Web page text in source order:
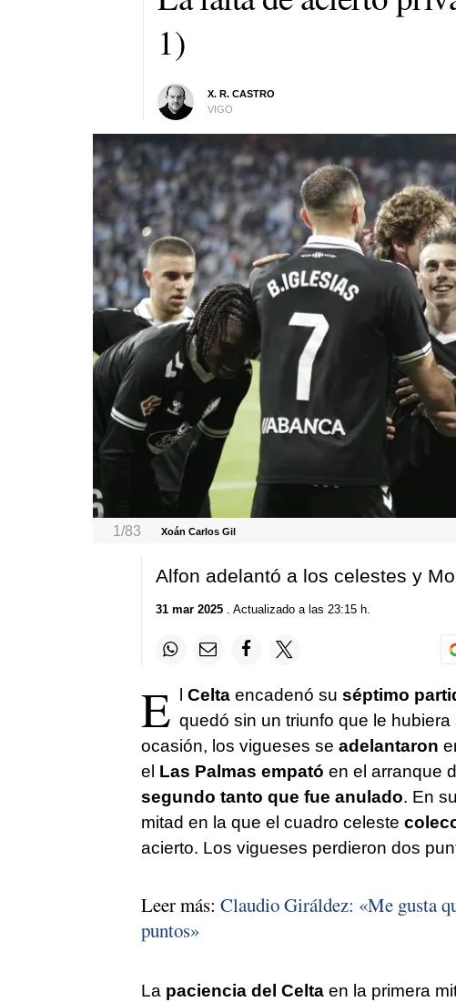
1)
X. R. CASTRO
VIGO
1/83 Xoán Carlos Gil
Alfon adelantó a los celestes y
31 mar 2025. Actualizado a las 23:15 h.
E Celtaencadenó su séptimo
quedó sin un triunfo que le
ocasión, los vigueses se adelantaron
el Las Palmas empató en el arranque
segundo tanto que fue anulado. En
mitad en la que el cuadro celeste
acierto. Los vigueses perdieron dos
Leer más: Claudio Giráldez: «Me gusta
puntos»
La paciencia del Celtaen la primera